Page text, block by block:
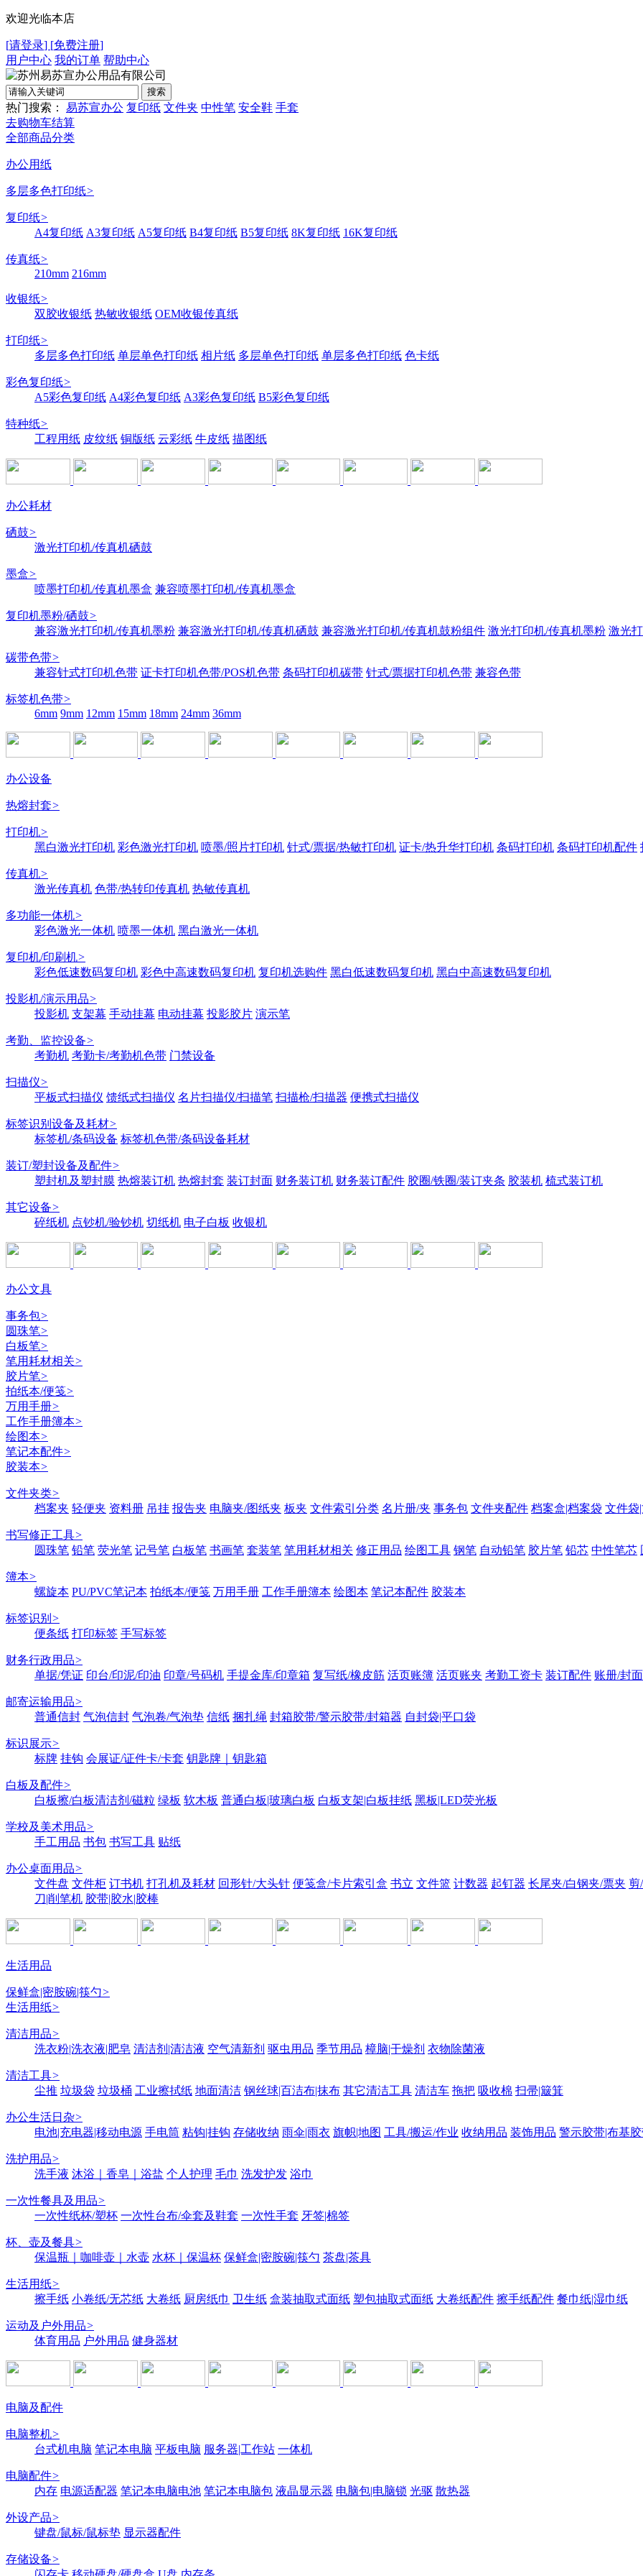
欢迎光临本店
[请登录] [免费注册]
用户中心 我的订单 帮助中心
热门搜索： 易苏宣办公 复印纸 文件夹 中性笔 安全鞋 手套
去购物车结算
全部商品分类
办公用纸
多层多色打印纸>
复印纸>
A4复印纸 A3复印纸 A5复印纸 B4复印纸 B5复印纸 8K复印纸 16K复印纸
传真纸>
210mm 216mm
收银纸>
双胶收银纸 热敏收银纸 OEM收银传真纸
打印纸>
多层多色打印纸 单层单色打印纸 相片纸 多层单色打印纸 单层多色打印纸 色卡纸
彩色复印纸>
A5彩色复印纸 A4彩色复印纸 A3彩色复印纸 B5彩色复印纸
特种纸>
工程用纸 皮纹纸 铜版纸 云彩纸 牛皮纸 描图纸
办公耗材
硒鼓>
激光打印机/传真机硒鼓
墨盒>
喷墨打印机/传真机墨盒 兼容喷墨打印机/传真机墨盒
复印机墨粉/硒鼓>
兼容激光打印机/传真机墨粉 兼容激光打印机/传真机硒鼓 兼容激光打印机/传真机鼓粉组件 激光打印机/传真机墨粉 激光
碳带色带>
兼容针式打印机色带 证卡打印机色带/POS机色带 条码打印机碳带 针式/票据打印机色带 兼容色带
标签机色带>
6mm 9mm 12mm 15mm 18mm 24mm 36mm
办公设备
热熔封套>
打印机>
黑白激光打印机 彩色激光打印机 喷墨/照片打印机 针式/票据/热敏打印机 证卡/热升华打印机 条码打印机 条码打印机配件
传真机>
激光传真机 色带/热转印传真机 热敏传真机
多功能一体机>
彩色激光一体机 喷墨一体机 黑白激光一体机
复印机/印刷机>
彩色低速数码复印机 彩色中高速数码复印机 复印机选购件 黑白低速数码复印机 黑白中高速数码复印机
投影机/演示用品>
投影机 支架幕 手动挂幕 电动挂幕 投影胶片 演示笔
考勤、监控设备>
考勤机 考勤卡/考勤机色带 门禁设备
扫描仪>
平板式扫描仪 馈纸式扫描仪 名片扫描仪/扫描笔 扫描枪/扫描器 便携式扫描仪
标签识别设备及耗材>
标签机/条码设备 标签机色带/条码设备耗材
装订/塑封设备及配件>
塑封机及塑封膜 热熔装订机 热熔封套 装订封面 财务装订机 财务装订配件 胶圈/铁圈/装订夹条 胶装机 梳式装订机
其它设备>
碎纸机 点钞机/验钞机 切纸机 电子白板 收银机
办公文具
事务包>
圆珠笔>
白板笔>
笔用耗材相关>
胶片笔>
拍纸本/便笺>
万用手册>
工作手册簿本>
绘图本>
笔记本配件>
胶装本>
文件夹类>
档案夹 轻便夹 资料册 吊挂 报告夹 电脑夹/图纸夹 板夹 文件索引分类 名片册/夹 事务包 文件夹配件 档案盒|档案袋 文件袋
书写修正工具>
圆珠笔 铅笔 荧光笔 记号笔 白板笔 书画笔 套装笔 笔用耗材相关 修正用品 绘图工具 钢笔 自动铅笔 胶片笔 铅芯 中性笔芯
簿本>
螺旋本 PU/PVC笔记本 拍纸本/便笺 万用手册 工作手册簿本 绘图本 笔记本配件 胶装本
标签识别 >
便条纸 打印标签 手写标签
财务行政用品>
单据/凭证 印台/印泥/印油 印章/号码机 手提金库/印章箱 复写纸/橡皮筋 活页账簿 活页账夹 考勤工资卡 装订配件 账册/封
邮寄运输用品>
普通信封 气泡信封 气泡卷/气泡垫 信纸 捆扎绳 封箱胶带/警示胶带/封箱器 自封袋|平口袋
标识展示>
标牌 挂钩 会展证/证件卡/卡套 钥匙牌｜钥匙箱
白板及配件>
白板擦/白板清洁剂/磁粒 绿板 软木板 普通白板|玻璃白板 白板支架|白板挂纸 黑板|LED荧光板
学校及美术用品>
手工用品 书包 书写工具 贴纸
办公桌面用品>
文件盘 文件柜 订书机 打孔机及耗材 回形针/大头针 便笺盒/卡片索引盒 书立 文件篮 计数器 起钉器 长尾夹/白钢夹/票夹 剪
刀|削笔机 胶带|胶水|胶棒
生活用品
保鲜盒|密胺碗|筷勺>
生活用纸>
清洁用品>
洗衣粉|洗衣液|肥皂 清洁剂|清洁液 空气清新剂 驱虫用品 季节用品 樟脑|干燥剂 衣物除菌液
清洁工具>
尘推 垃圾袋 垃圾桶 工业擦拭纸 地面清洁 钢丝球|百洁布|抹布 其它清洁工具 清洁车 拖把 吸收棉 扫帚|簸箕
办公生活日杂>
电池|充电器|移动电源 手电筒 粘钩|挂钩 存储收纳 雨伞|雨衣 旗帜|地图 工具/搬运/作业 收纳用品 装饰用品 警示胶带|布基
洗护用品>
洗手液 沐浴｜香皂｜浴盐 个人护理 毛巾 洗发护发 浴巾
一次性餐具及用品>
一次性纸杯/塑杯 一次性台布/伞套及鞋套 一次性手套 牙签|棉签
杯、壶及餐具>
保温瓶｜咖啡壶｜水壶 水杯｜保温杯 保鲜盒|密胺碗|筷勺 茶盘|茶具
生活用纸>
擦手纸 小卷纸/无芯纸 大卷纸 厨房纸巾 卫生纸 盒装抽取式面纸 塑包抽取式面纸 大卷纸配件 擦手纸配件 餐巾纸|湿巾纸
运动及户外用品>
体育用品 户外用品 健身器材
电脑及配件
电脑整机>
台式机电脑 笔记本电脑 平板电脑 服务器|工作站 一体机
电脑配件>
内存 电源适配器 笔记本电脑电池 笔记本电脑包 液晶显示器 电脑包|电脑锁 光驱 散热器
外设产品>
键盘/鼠标/鼠标垫 显示器配件
存储设备>